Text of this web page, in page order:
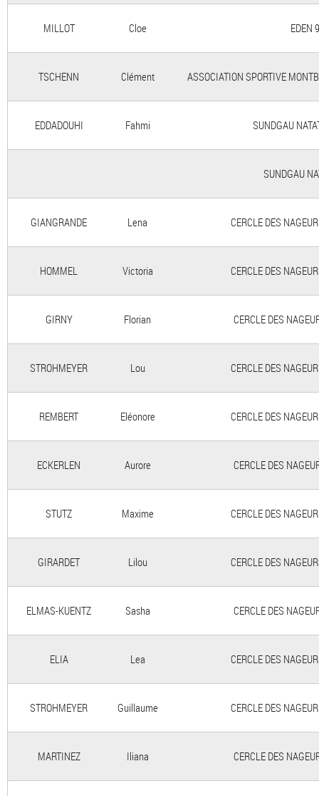
MILLOT Cloe EDEN
TSCHENN Clément ASSOCIATION SPORTIVE
EDDADOUHI Fahmi SUNDGAU
SUNDGAU
GIANGRANDE Lena CERCLE DES
HOMMEL Victoria CERCLE DES
GIRNY Florian CERCLE DES
STROHMEYER Lou CERCLE DES
REMBERT Eléonore CERCLE DES
ECKERLEN Aurore CERCLE DES
STUTZ Maxime CERCLE DES
GIRARDET Lilou CERCLE DES
ELMAS-KUENTZ Sasha CERCLE DES
ELIA Lea CERCLE DES
STROHMEYER Guillaume CERCLE DES
MARTINEZ Iliana CERCLE DES